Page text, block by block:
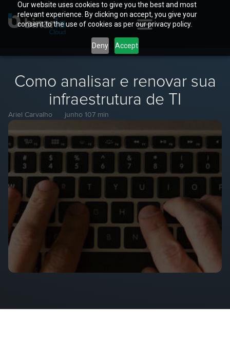
Our website uses cookies to give you the best and most
relevant experience. By clicking on accept, you give your
consent to the use of cookies as per our privacy policy.
Deny Accept
Como analisar e renovar sua
infraestrutura de TI
Ariel Carvalho junho 107 min